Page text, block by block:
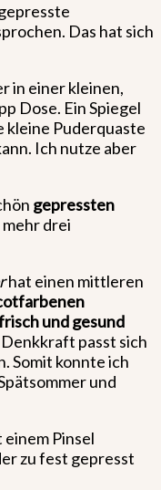
Das hat sich
in einer kleinen,
Dose. Ein Spiegel
kleine Puderquaste
Ich nutze aber
gepressten
drei
hat einen mittleren
und gesund
passt sich
Somit konnte ich
und
Pinsel
zu fest gepresst